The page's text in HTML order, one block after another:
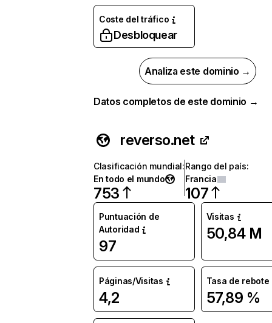
Coste del tráfico
Desbloquear
Analiza este dominio →
Datos completos de este dominio →
reverso.net
Clasificación mundial:
En todo el mundo
753
Rango del país:
Francia
107
Puntuación de
Autoridad
97
Visitas
50,84 M
Páginas/Visitas
4,2
Tasa de rebote
57,89 %